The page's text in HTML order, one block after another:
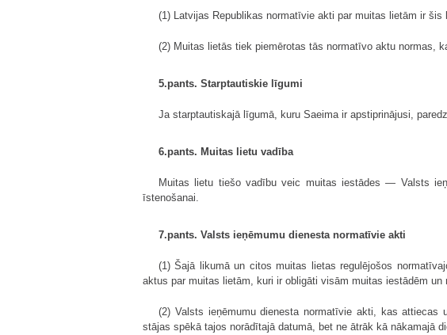
(1) Latvijas Republikas normatīvie akti par muitas lietām ir
(2) Muitas lietās tiek piemērotas tās normatīvo aktu normas,
5.pants. Starptautiskie līgumi
Ja starptautiskajā līgumā, kuru Saeima ir apstiprinājusi,
6.pants. Muitas lietu vadība
Muitas lietu tiešo vadību veic muitas iestādes — Valsts
īstenošanai.
7.pants. Valsts ieņēmumu dienesta normatīvie akti
(1) Šajā likumā un citos muitas lietas regulējošos
aktus par muitas lietām, kuri ir obligāti visām muitas iestādēm un
(2) Valsts ieņēmumu dienesta normatīvie akti, kas attiecas
stājas spēkā tajos norādītajā datumā, bet ne ātrāk kā nākamajā